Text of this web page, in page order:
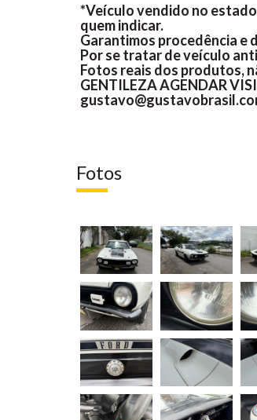
*Veículo vendido no
quem indicar.
Garantimos procedência e
Por se tratar de veículo
Fotos reais dos produtos,
GENTILEZA AGENDAR
Fotos